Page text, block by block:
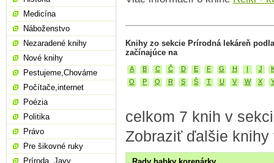
Knihy zo sekcie Prírodná lekáreň
začínajúce na
A B C Č D E F G H I J
O
P Q R S Š T U V W X
celkom 7 knih v
Zobraziť ďalšie
Medicína
Náboženstvo
Nezaradené knihy
Nové knihy
Pestujeme,Chováme
Počítače,internet
Poézia
Politika
Právo
Pre šikovné ruky
Príroda, Javy